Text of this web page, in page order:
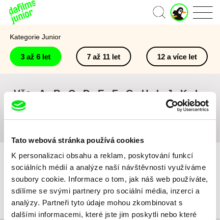
Tato webová stránka používá cookies
K personalizaci obsahu a reklam, poskytování funkcí
sociálních médií a analýze naší návštěvnosti využíváme
soubory cookie. Informace o tom, jak náš web používáte,
sdílíme se svými partnery pro sociální média, inzerci a
analýzy. Partneři tyto údaje mohou zkombinovat s
dalšími informacemi, které jste jim poskytli nebo které
Domů
J
u
o
r
ú
Kategorie Junior
3 až 6 let 7 až 11 let 12 a více let
Vše A B C D E F G H I J K
L
M
W X
Y
Z
#
Pro vybraná kritéria nebyl v katalogu nalezen žádný film.